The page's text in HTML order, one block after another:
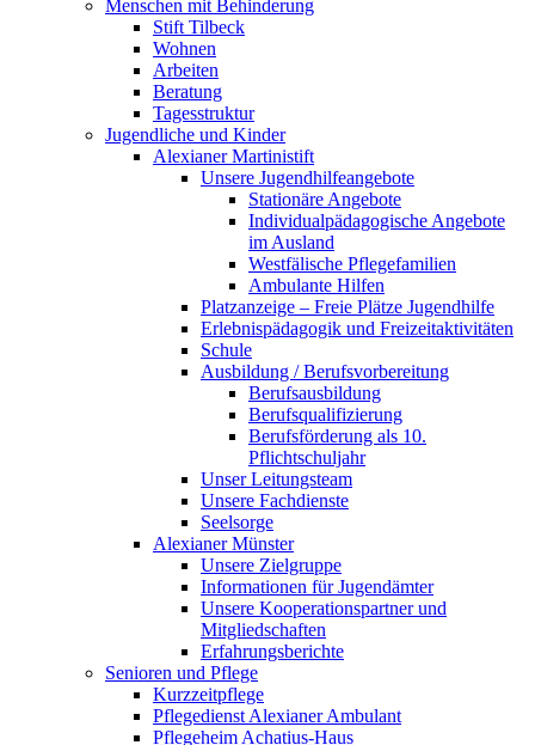
Menschen mit Behinderung
Stift Tilbeck
Wohnen
Arbeiten
Beratung
Tagesstruktur
Jugendliche und Kinder
Alexianer Martinistift
Unsere Jugendhilfeangebote
Stationäre Angebote
Individualpädagogische Angebote
im Ausland
Westfälische Pflegefamilien
Ambulante Hilfen
Platzanzeige – Freie Plätze Jugendhilfe
Erlebnispädagogik und Freizeitaktivitäten
Schule
Ausbildung / Berufsvorbereitung
Berufsausbildung
Berufsqualifizierung
Berufsförderung als 10.
Pflichtschuljahr
Unser Leitungsteam
Unsere Fachdienste
Seelsorge
Alexianer Münster
Unsere Zielgruppe
Informationen für Jugendämter
Unsere Kooperationspartner und
Mitgliedschaften
Erfahrungsberichte
Senioren und Pflege
Kurzzeitpflege
Pflegedienst Alexianer Ambulant
Pflegeheim Achatius-Haus